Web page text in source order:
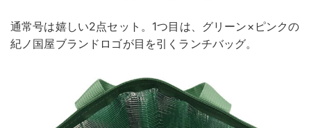
通常号は嬉しい2点セット。1つ目は、グリーン×ピンクの
紀ノ国屋ブランドロゴが目を引くランチバッグ。